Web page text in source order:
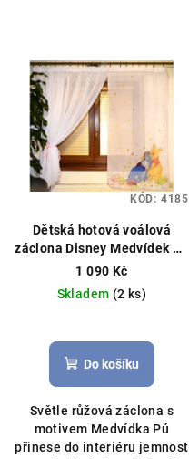
Dětská hotová voálová
záclona Disney Medvídek Pú
400×150 cm – světle růžová
Hotová záclona, licenční
Disney
1 090 Kč
Skladem (2 ks)
Do košíku
Světle růžová záclona s
motivem Medvídka Pú
přinese do interiéru jemnost
KÓD: 4185